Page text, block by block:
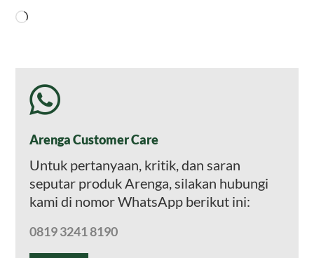
Memuat...
Arenga Customer Care
Untuk pertanyaan, kritik, dan saran
seputar produk Arenga, silakan hubungi
kami di nomor WhatsApp berikut ini:
0819 3241 8190